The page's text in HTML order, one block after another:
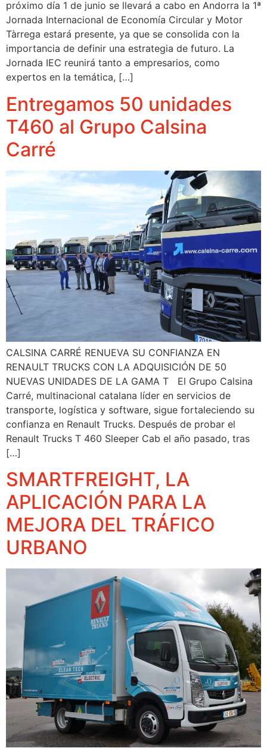
próximo día 1 de junio se llevará a cabo en Andorra la 1ª
Jornada Internacional de Economía Circular y Motor
Tàrrega estará presente, ya que se consolida con la
importancia de definir una estrategia de futuro. La
Jornada IEC reunirá tanto a empresarios, como
expertos en la temática, […]
Entregamos 50 unidades
T460 al Grupo Calsina
Carré
CALSINA CARRÉ RENUEVA SU CONFIANZA EN
RENAULT TRUCKS CON LA ADQUISICIÓN DE 50
NUEVAS UNIDADES DE LA GAMA T El Grupo Calsina
Carré, multinacional catalana líder en servicios de
transporte, logística y software, sigue fortaleciendo su
confianza en Renault Trucks. Después de probar el
Renault Trucks T 460 Sleeper Cab el año pasado, tras
[…]
SMARTFREIGHT, LA
APLICACIÓN PARA LA
MEJORA DEL TRÁFICO
URBANO